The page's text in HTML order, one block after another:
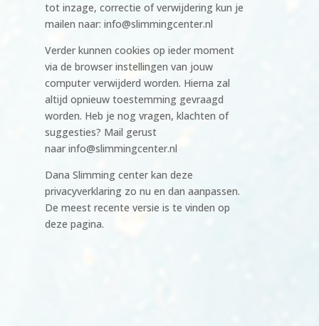
tot inzage, correctie of verwijdering kun je
mailen naar: info@slimmingcenter.nl
Verder kunnen cookies op ieder moment
via de browser instellingen van jouw
computer verwijderd worden. Hierna zal
altijd opnieuw toestemming gevraagd
worden. Heb je nog vragen, klachten of
suggesties? Mail gerust
naar info@slimmingcenter.nl
Dana Slimming center kan deze
privacyverklaring zo nu en dan aanpassen.
De meest recente versie is te vinden op
deze pagina.